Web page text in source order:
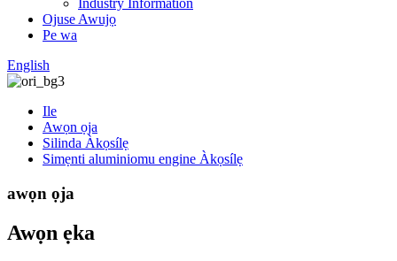
Industry Information
Ojuse Awujọ
Pe wa
English
Ile
Awọn ọja
Silinda Àkọsílẹ
Simẹnti aluminiomu engine Àkọsílẹ
awọn ọja
Awọn ẹka